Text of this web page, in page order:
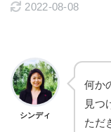
2022-08-08
シンディ
何か
見つ
ただ